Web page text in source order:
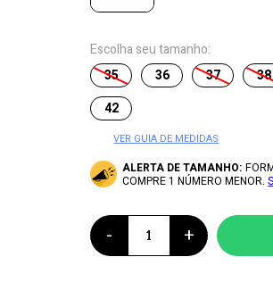
Escolha seu tamanho:
35
36 37 38
42
VER GUIA DE MEDIDAS
ALERTA DE TAMANHO:
COMPRE 1 NÚMERO MENOR.
- +